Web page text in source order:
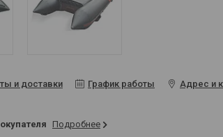
и доставки График работы Адрес и
Подробнее